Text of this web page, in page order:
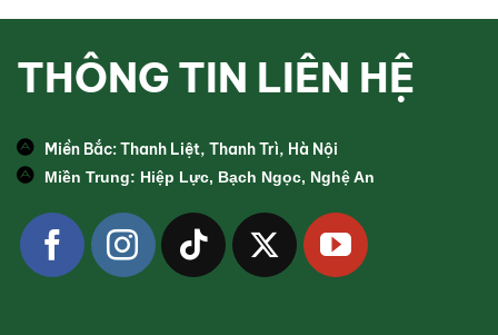
THÔNG TIN LIÊN HỆ
Miền Bắc: Thanh Liệt, Thanh Trì, Hà Nội
Miền Trung: Hiệp Lực, Bạch Ngọc, Nghệ An